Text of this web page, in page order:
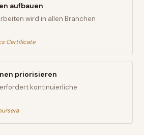
aufbauen
wird in allen Branchen
Certificate
priorisieren
kontinuierliche